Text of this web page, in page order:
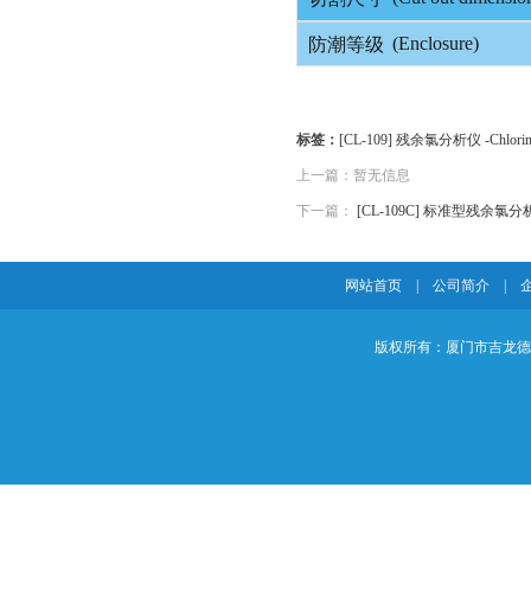
防潮等级 (Enclosure)
标签： [CL-109] 残余氯分析仪 -
上一篇：暂无信息
下一篇： [CL-109C] 标准型残余氯分
网站首页 公司简介
版权所有：厦门市吉龙